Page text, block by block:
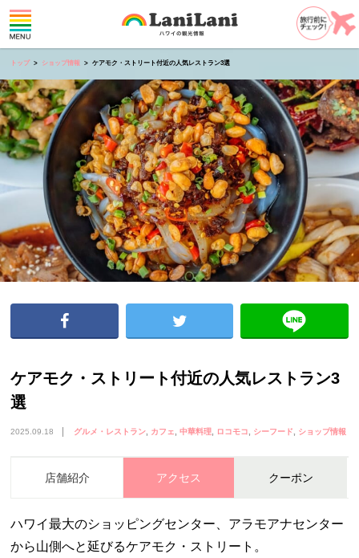
トップ ショップ情報 ケアモク・ストリート付近の人気レストラン3選
ケアモク・ストリート付近の人気レストラン3
選
2025.09.18 グルメ・レストラン カフェ 中華料理 ロコモコ シーフード ショップ情報
店舗紹介 アクセス クーポン
ハワイ最大のショッピングセンター、アラモアナセンター
から山側へと延びるケアモク・ストリート。